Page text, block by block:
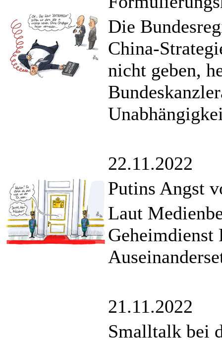
Die
China-
nicht geben,
22.11.2022
Putins Angst
Laut
Geheimdienst
21.11.2022
Smalltalk bei